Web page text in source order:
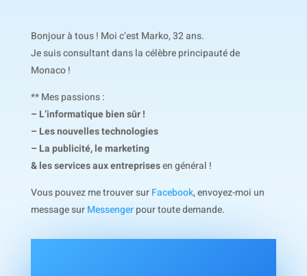
Bonjour à tous ! Moi c’est Marko, 32 ans.
Je suis consultant dans la célèbre principauté de
Monaco !
** Mes passions :
– L’informatique bien sûr !
– Les nouvelles technologies
– La publicité, le marketing
& les services aux entreprisesen général !
Vous pouvez me trouver sur Facebook, envoyez-moi un
message sur Messenger pour toute demande.